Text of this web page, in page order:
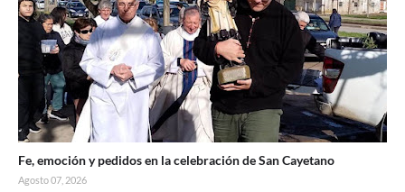
Fe, emoción y pedidos en la celebración de San Cayetano
Agosto 07, 2026